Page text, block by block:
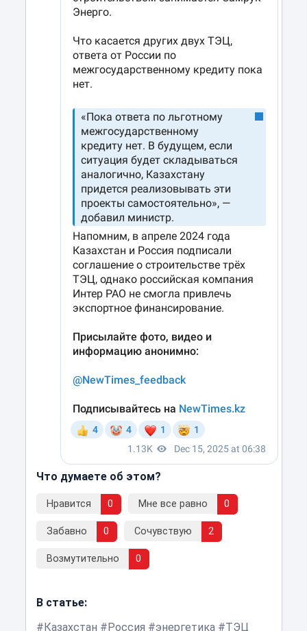
Что думаете об этом?
Нравится 0 Мне все равно 0
Забавно 0 Сочувствую 2
Возмутительно 0
В статье:
Казахстан
Россия энергетика
ТЭЦ